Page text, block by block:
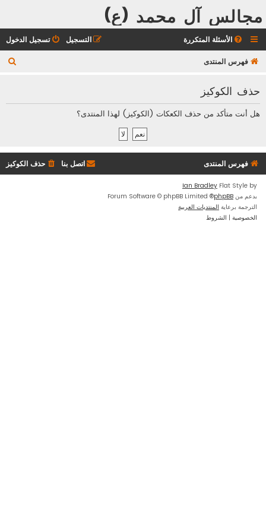
مجالس آل محمد (ع)
الأسئلة المتكررة تسجيل الدخول التسجيل
فهرس المنتدى
حذف الكوكيز
هل أنت متأكد من حذف الكعكات (الكوكيز) لهذا المنتدى؟
فهرس المنتدى حذف الكوكيز اتصل بنا
Flat Style by
Ian Bradley
بدعم من phpBB
® Forum Software © phpBB Limited
الترجمة برعاية المنتديات العربية
الخصوصية | الشروط